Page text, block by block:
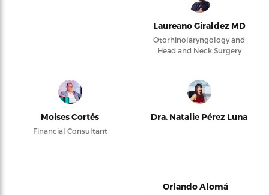
Laureano Giraldez MD
Otorhinolaryngology and
Head and Neck Surgery
Moises Cortés
Financial Consultant
Dra. Natalie Pérez Luna
Orlando Alomá